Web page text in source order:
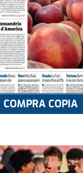
COMPRA COPIA